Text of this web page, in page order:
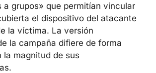
a grupos» que permitían vincular
el dispositivo del atacante
la víctima. La versión
la campaña difiere de forma
la magnitud de sus